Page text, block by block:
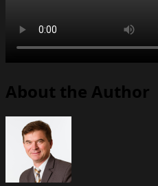
About the Author